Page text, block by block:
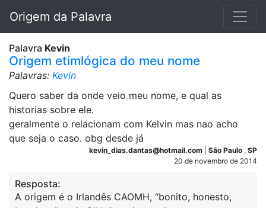
Origem da Palavra
Palavra Kevin
Origem etimlógica do meu nome
Palavras: Kevin
Quero saber da onde veio meu nome, e qual as
historias sobre ele.
geralmente o relacionam com Kelvin mas nao acho
que seja o caso. obg desde já
kevin_dias.dantas@hotmail.com São Paulo , SP
20 de novembro de 2014
Resposta:
A origem é o Irlandês CAOMH, “bonito, honesto,